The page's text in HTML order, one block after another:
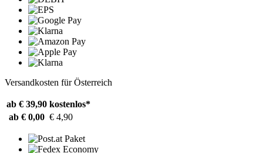
Versandkosten für Österreich
ab € 39,90 kostenlos*
ab € 0,00 € 4,90